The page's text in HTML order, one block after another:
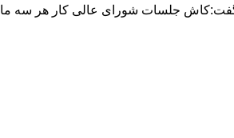
جلسات شورای عالی کار هر سه